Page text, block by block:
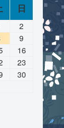
日
2
9
16
23
30